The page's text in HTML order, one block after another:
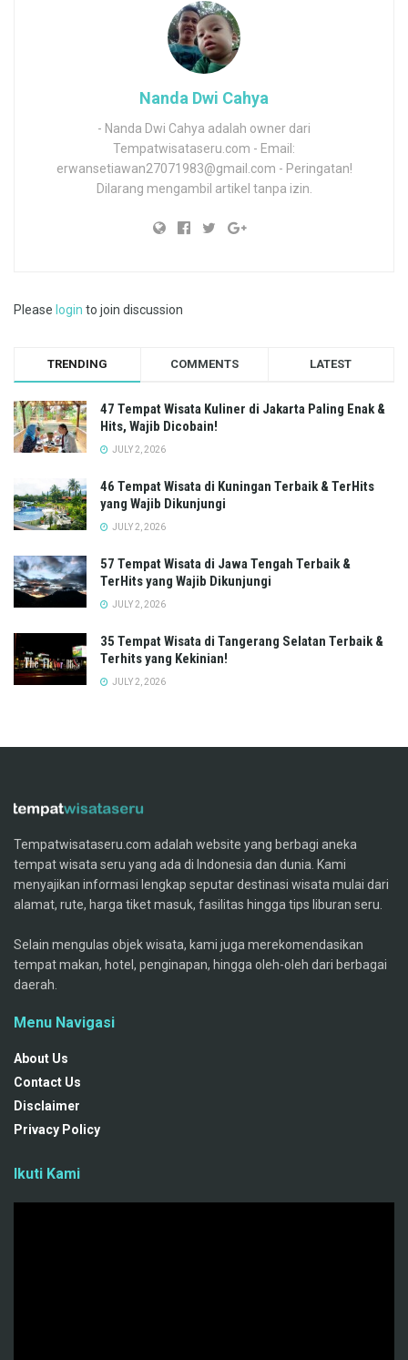
Nanda Dwi Cahya
- Nanda Dwi Cahya adalah owner dari
Tempatwisataseru.com - Email:
erwansetiawan27071983@gmail.com - Peringatan!
Dilarang mengambil artikel tanpa izin.
Please login to join discussion
TRENDING COMMENTS LATEST
47 Tempat Wisata Kuliner di Jakarta Paling Enak &
Hits, Wajib Dicobain!
JULY 2, 2026
46 Tempat Wisata di Kuningan Terbaik & TerHits
yang Wajib Dikunjungi
JULY 2, 2026
57 Tempat Wisata di Jawa Tengah Terbaik &
TerHits yang Wajib Dikunjungi
JULY 2, 2026
35 Tempat Wisata di Tangerang Selatan Terbaik &
Terhits yang Kekinian!
JULY 2, 2026
Tempatwisataseru.com adalah website yang berbagi aneka
tempat wisata seru yang ada di Indonesia dan dunia. Kami
menyajikan informasi lengkap seputar destinasi wisata mulai dari
alamat, rute, harga tiket masuk, fasilitas hingga tips liburan seru.
Selain mengulas objek wisata, kami juga merekomendasikan
tempat makan, hotel, penginapan, hingga oleh-oleh dari berbagai
daerah.
Menu Navigasi
About Us
Contact Us
Disclaimer
Privacy Policy
Ikuti Kami